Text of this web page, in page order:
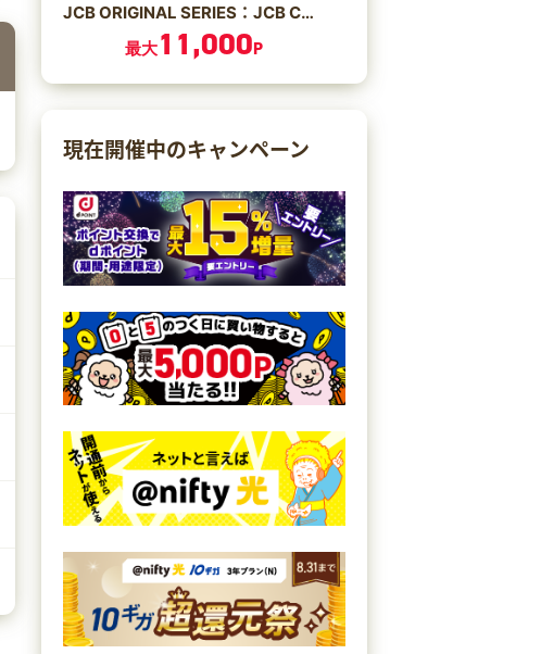
JCB ORIGINAL SERIES：JCB CARD W/JCB CARD W plus L
最大11,000P
現在開催中のキャンペーン